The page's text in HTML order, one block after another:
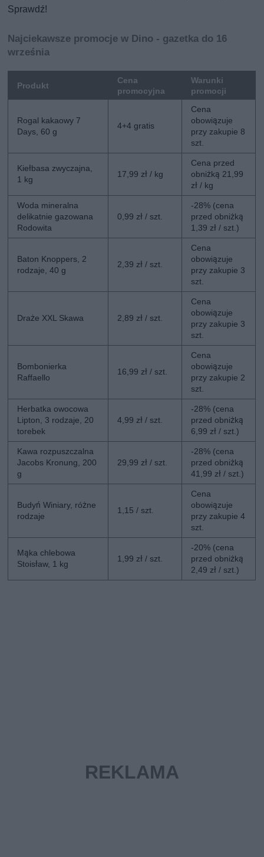
Sprawdź!
Najciekawsze promocje w Dino - gazetka do 16
września
Produkt
Cena
promocyjna
Warunki
promocji
Rogal kakaowy 7
Days, 60 g
4+4 gratis
Cena
obowiązuje
przy zakupie 8
szt.
Kiełbasa zwyczajna,
1 kg
17,99 zł / kg
Cena przed
obniżką 21,99
zł / kg
Woda mineralna
delikatnie gazowana
Rodowita
0,99 zł / szt.
-28% (cena
przed obniżką
1,39 zł / szt.)
Baton Knoppers, 2
rodzaje, 40 g
2,39 zł / szt.
Cena
obowiązuje
przy zakupie 3
szt.
Draże XXL Skawa 2,89 zł / szt.
Cena
obowiązuje
przy zakupie 3
szt.
Bombonierka
Raffaello
16,99 zł / szt.
Cena
obowiązuje
przy zakupie 2
szt.
Herbatka owocowa
Lipton, 3 rodzaje, 20
torebek
4,99 zł / szt.
-28% (cena
przed obniżką
6,99 zł / szt.)
Kawa rozpuszczalna
Jacobs Kronung, 200
g
29,99 zł / szt.
-28% (cena
przed obniżką
41,99 zł / szt.)
Budyń Winiary, różne
rodzaje
1,15 / szt.
Cena
obowiązuje
przy zakupie 4
szt.
Mąka chlebowa
Stoisław, 1 kg
1,99 zł / szt.
-20% (cena
przed obniżką
2,49 zł / szt.)